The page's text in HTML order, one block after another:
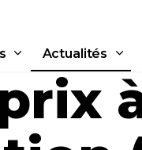
Actualités